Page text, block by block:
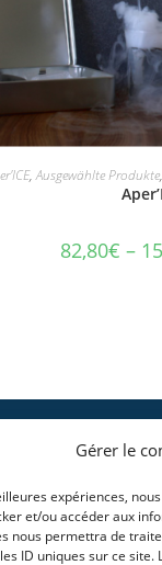
Gérer le
expériences,
et/ou accéder aux
nous permettra de
ID uniques sur ce
IN DEN
,Ausgewählte Produkte,
82,80€ –
en ligne